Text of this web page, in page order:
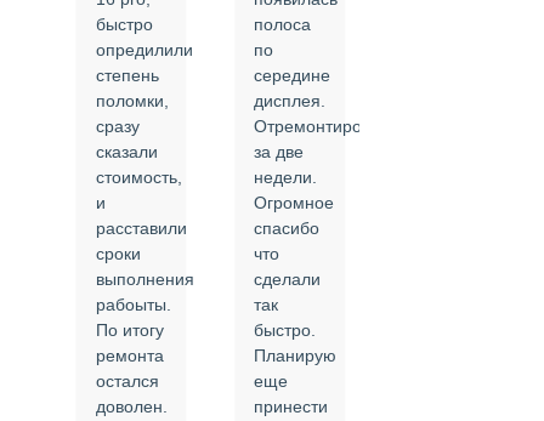
быстро
опредилили
степень
поломки,
сразу
сказали
стоимость,
и
расставили
сроки
выполнения
рабоыты.
По итогу
ремонта
остался
доволен.
полоса
по
середине
дисплея.
Отремонтировали
за две
недели.
Огромное
спасибо
что
сделали
так
быстро.
Планирую
еще
принести